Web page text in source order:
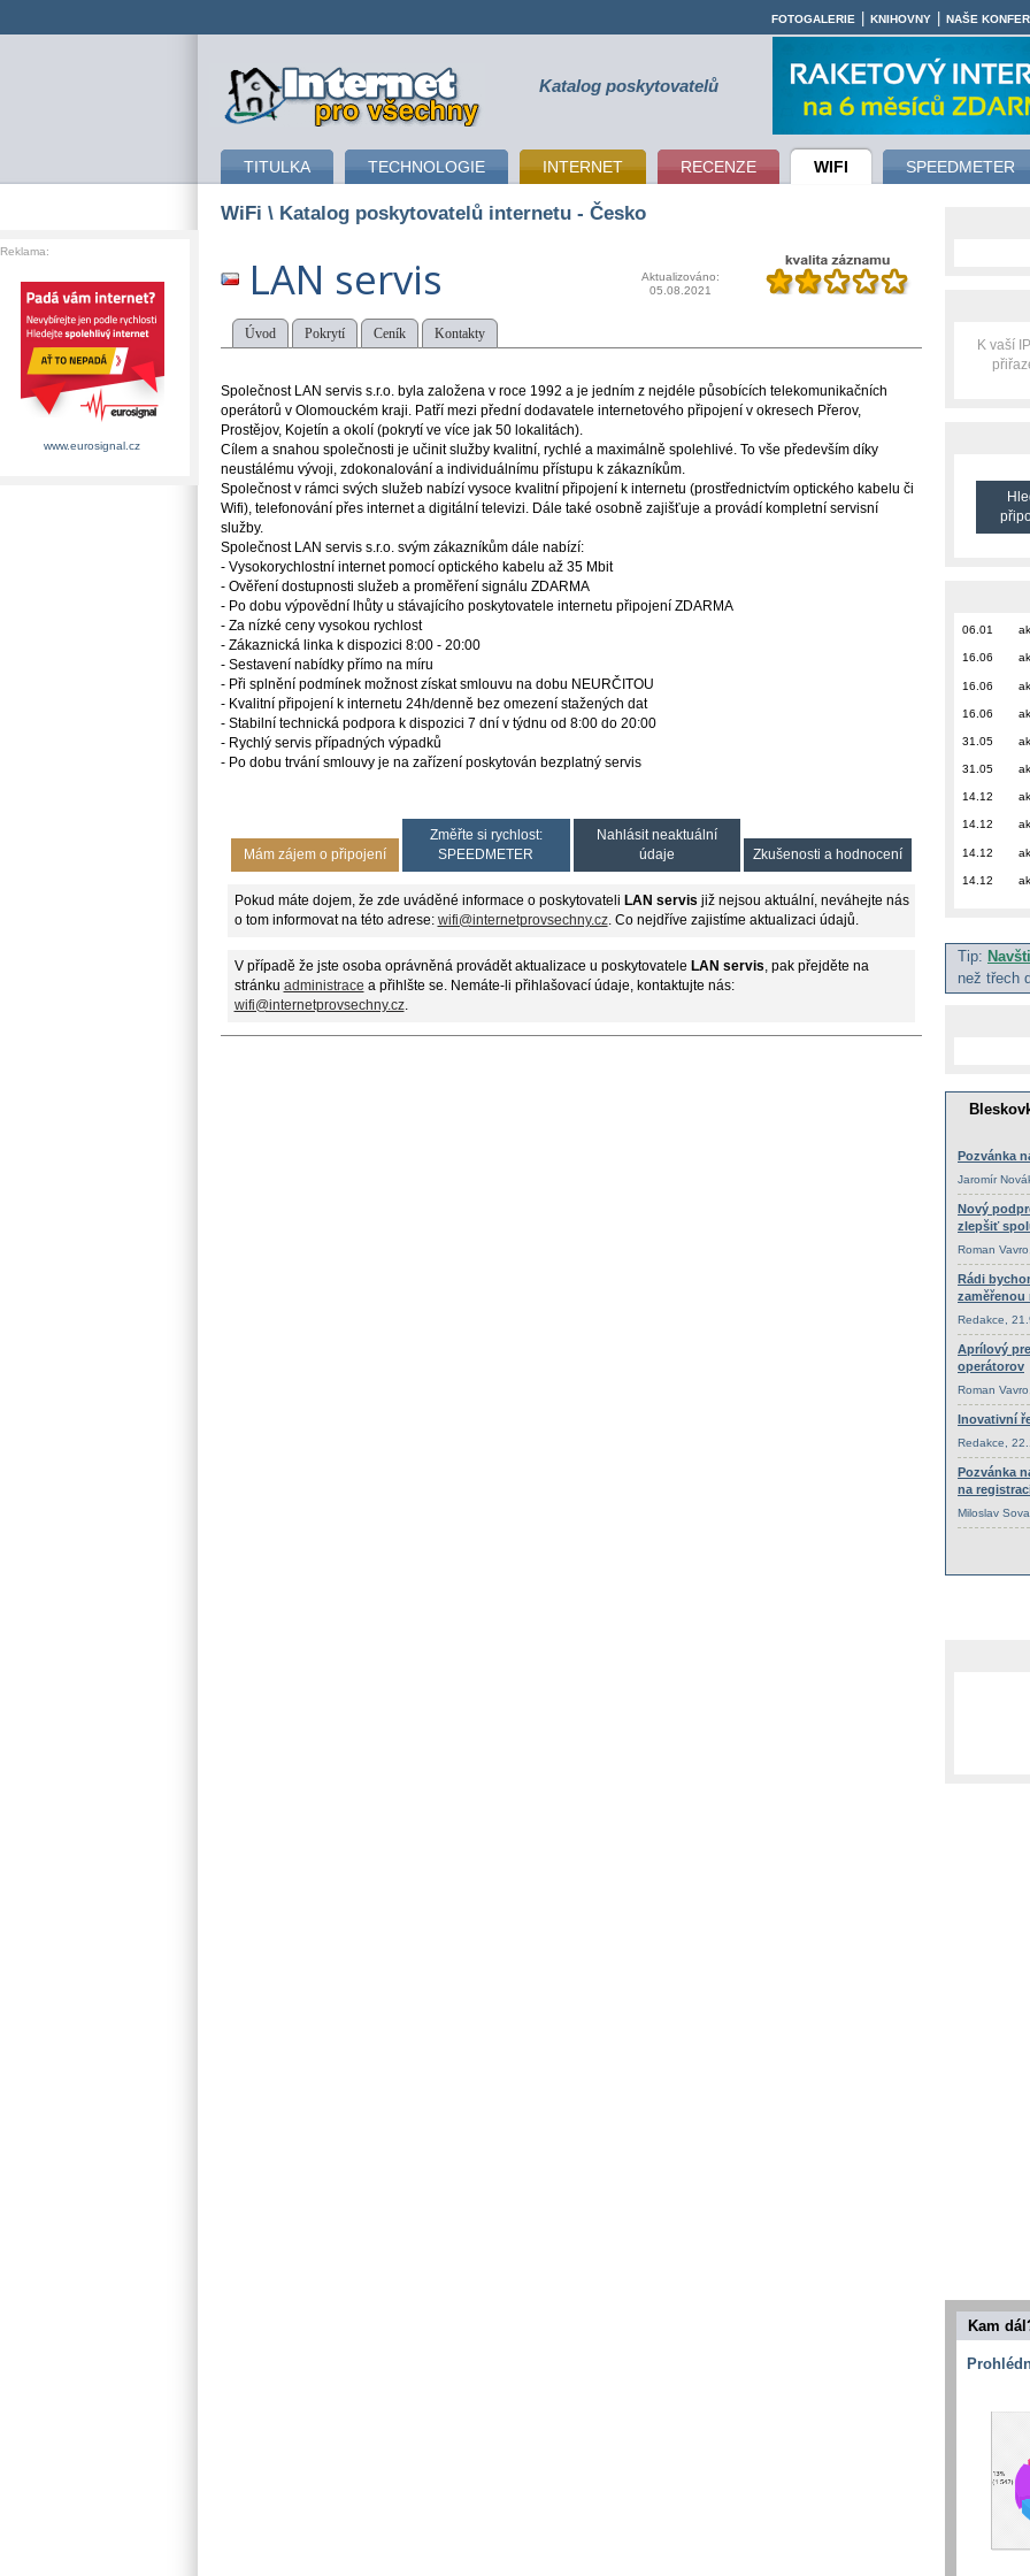
připojení k internetu Katalog poskytovatelů
TITULKA TECHNOLOGIE INTERNET RECENZE WIFI SPEEDMETER
FOTOGALERIE KNIHOVNY NAŠE
WiFi \ Katalog poskytovatelů internetu - Česko
LAN servis
Aktualizováno:
05.08.2021
Úvod Pokrytí Ceník Kontakty
Společnost LAN servis s.r.o. byla založena v roce 1992 a je jedním z nejdéle působících telekomunikačních
operátorů v Olomouckém kraji. Patří mezi přední dodavatele internetového připojení v okresech Přerov,
Prostějov, Kojetín a okolí (pokrytí ve více jak 50 lokalitách).
Cílem a snahou společnosti je učinit služby kvalitní, rychlé a maximálně spolehlivé. To vše především díky
neustálému vývoji, zdokonalování a individuálnímu přístupu k zákazníkům.
Společnost v rámci svých služeb nabízí vysoce kvalitní připojení k internetu (prostřednictvím optického kabelu či
Wifi), telefonování přes internet a digitální televizi. Dále také osobně zajišťuje a provádí kompletní servisní
služby.
Společnost LAN servis s.r.o. svým zákazníkům dále nabízí:
- Vysokorychlostní internet pomocí optického kabelu až 35 Mbit
- Ověření dostupnosti služeb a proměření signálu ZDARMA
- Po dobu výpovědní lhůty u stávajícího poskytovatele internetu připojení ZDARMA
- Za nízké ceny vysokou rychlost
- Zákaznická linka k dispozici 8:00 - 20:00
- Sestavení nabídky přímo na míru
- Při splnění podmínek možnost získat smlouvu na dobu NEURČITOU
- Kvalitní připojení k internetu 24h/denně bez omezení stažených dat
- Stabilní technická podpora k dispozici 7 dní v týdnu od 8:00 do 20:00
- Rychlý servis případných výpadků
- Po dobu trvání smlouvy je na zařízení poskytován bezplatný servis
Mám zájem o připojení
Změřte si rychlost:
SPEEDMETER
Nahlásit neaktuální
údaje
Zkušenosti a hodnocení
Pokud máte dojem, že zde uváděné informace o poskytovateli LAN servis již nejsou aktuální, neváhejte nás
o tom informovat na této adrese: wifi@internetprovsechny.cz. Co nejdříve zajistíme aktualizaci údajů.
V případě že jste osoba oprávněná provádět aktualizace u poskytovatele LAN servis , pak přejděte na
stránku administrace a přihlšte se. Nemáte-li přihlašovací údaje, kontaktujte nás:
wifi@internetprovsechny.cz.
K vaší
06.01
16.06
16.06
16.06
31.05
31.05
14.12
14.12
14.12
14.12
Tip:
než třech
Kam
Reklama:
www.eurosignal.cz